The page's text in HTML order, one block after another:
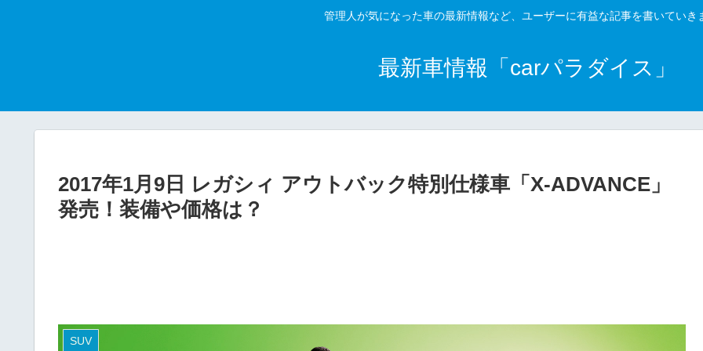
管理人が気になった車の最新情報など、ユーザーに有益な記事を書いていき
最新車情報「carパラダイス」
2017年1月9日 レガシィ アウトバック特別仕様車「X-ADVANCE」
発売！装備や価格は？
SUV